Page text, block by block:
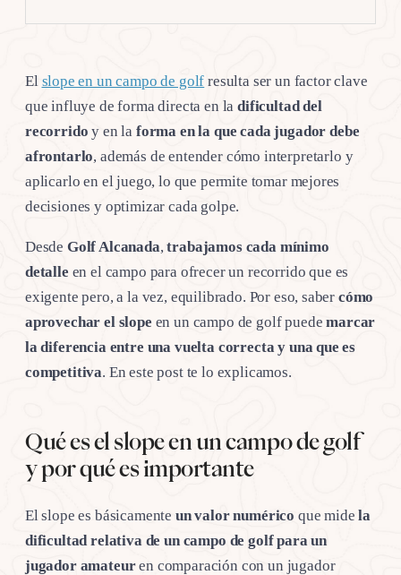
El slope en un campo de golf resulta ser un factor clave
que influye de forma directa en ladificultad del
recorridoy en la forma en la que cada jugador debe
afrontarlo, además de entender cómo interpretarlo y
aplicarlo en el juego, lo que permite tomar mejores
decisiones y optimizar cada golpe.
Desde Golf Alcanada,trabajamos cada mínimo
detalle en el campo para ofrecer un recorrido que es
exigente pero, a la vez, equilibrado. Por eso, saber cómo
aprovechar el slope en un campo de golf puedemarcar
la diferencia entre una vuelta correcta y una que es
competitiva. En este post te lo explicamos.
Qué es el slope en un campo de golf
y por qué es importante
El slope es básicamente un valor numérico que midela
dificultad relativa de un campo de golf para un
jugador amateuren comparación con un jugador